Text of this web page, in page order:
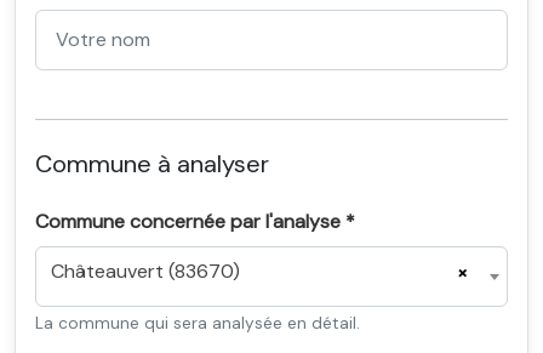
Commune à analyser
Commune concernée par l'analyse *
×
Châteauvert (83670)
La commune qui sera analysée en détail.